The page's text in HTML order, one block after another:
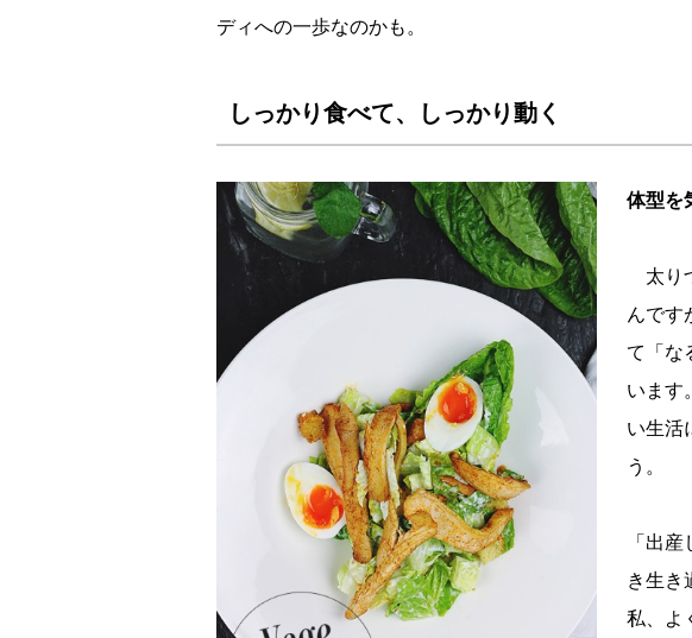
ディへの一歩なのかも。
しっかり食べて、しっかり動く
体型を
太り
んです
て「な
います
い生活
う。
「出
き生き
私、よ